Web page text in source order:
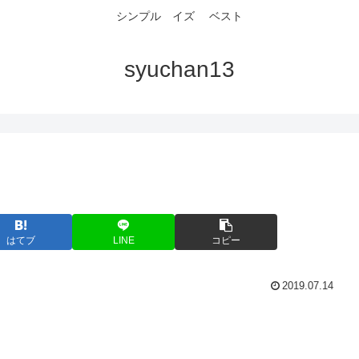
シンプル イズ ベスト
syuchan13
はてブ LINE コピー
2019.07.14